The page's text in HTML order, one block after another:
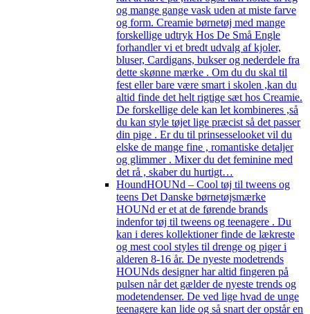
og mange gange vask uden at miste farve
og form. Creamie børnetøj med mange
forskellige udtryk Hos De Små Engle
forhandler vi et bredt udvalg af kjoler,
bluser, Cardigans, bukser og nederdele fra
dette skønne mærke . Om du du skal til
fest eller bare være smart i skolen ,kan du
altid finde det helt rigtige sæt hos Creamie.
De forskellige dele kan let kombineres ,så
du kan style tøjet lige præcist så det passer
din pige . Er du til prinsesselooket vil du
elske de mange fine , romantiske detaljer
og glimmer . Mixer du det feminine med
det rå , skaber du hurtigt…
HoundHOUNd – Cool tøj til tweens og
teens Det Danske børnetøjsmærke
HOUNd er et at de førende brands
indenfor tøj til tweens og teenagere . Du
kan i deres kollektioner finde de lækreste
og mest cool styles til drenge og piger i
alderen 8-16 år. De nyeste modetrends
HOUNds designer har altid fingeren på
pulsen når det gælder de nyeste trends og
modetendenser. De ved lige hvad de unge
teenagere kan lide og så snart der opstår en